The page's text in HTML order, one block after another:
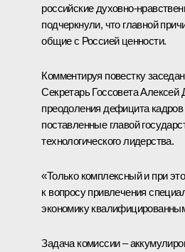
российские духовно-
подчеркнули, что главной
общие с Россией ценности.
Комментируя повестку
Секретарь ГоссоветаАлексей
преодоления дефицита
поставленные главой
технологического лидерства.
«Только комплексный и при
к вопросу привлечения
экономику
Задача комиссии –